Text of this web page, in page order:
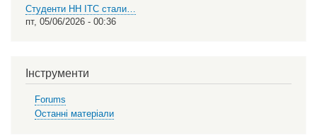
Студенти НН ІТС стали…
пт, 05/06/2026 - 00:36
Інструменти
Forums
Останні матеріали